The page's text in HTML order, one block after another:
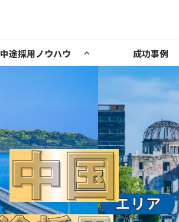
中国エリア
北海道エリア／現地担当者アドバイス
関東エリア／現地担当者アドバイス
北陸甲信越エリア／現地担当者アドバ
東海エリア／現地担当者アドバイス
関西エリア／現地担当者アドバイス
中国エリア／現地担当者アドバイス
）
人材紹介
（マイナビ転職AGENT）
その他サービス一覧はこちら
中途採用ノウハウ keyboard_arrow_up
マイナ
成果報
人材紹
ア／現地担当者アドバイス
／現地担当者アドバイス
関西エ
中国エ
成功事例
内の平均年齢−8歳！マイナビ
職を使用し、若手社員採用に
マイ
資格